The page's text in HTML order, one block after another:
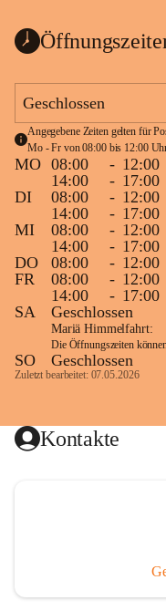
Geschlossen
Angegebene Zeiten gelten für
Mo - Fr von 08:00 bis 12:00
MO 08:00 - 12:00
14:00
- 17:00
DI
08:00 - 12:00
14:00
- 17:00
MI
08:00 - 12:00
14:00
- 17:00
DO
08:00 - 12:00
FR
08:00 - 12:00
14:00
- 17:00
SA
Geschlossen
Mariä Himmelfahrt:
Die Öffnungszeiten
SO Geschlossen
Zuletzt bearbeitet: 07.05.2026
Kontakte